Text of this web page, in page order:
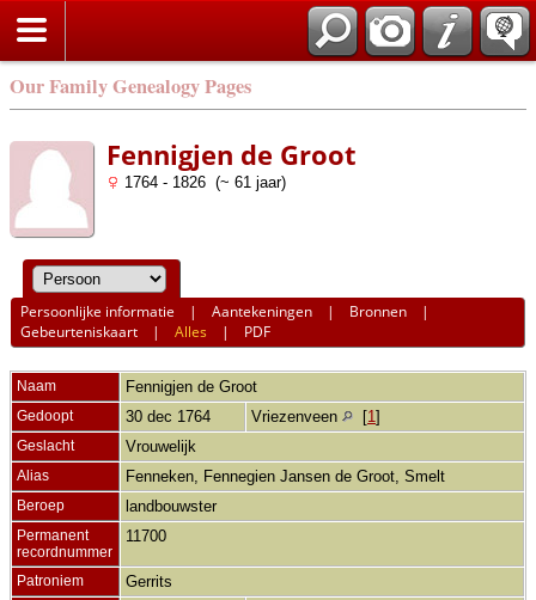
Our Family Genealogy Pages
Fennigjen de Groot
1764 - 1826 (~ 61 jaar)
Persoonlijke informatie |Aantekeningen | Bronnen |
Gebeurteniskaart |Alles | PDF
Naam Fennigjen de Groot
Gedoopt 30 dec 1764 Vriezenveen [1 ]
Geslacht Vrouwelijk
Alias Fenneken, Fennegien Jansen de Groot, Smelt
Beroep landbouwster
Permanent
recordnummer
11700
Patroniem Gerrits